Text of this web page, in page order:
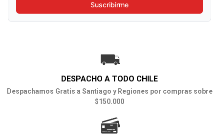
Suscribirme
DESPACHO A TODO CHILE
Despachamos Gratis a Santiago y Regiones por compras sobre
$150.000